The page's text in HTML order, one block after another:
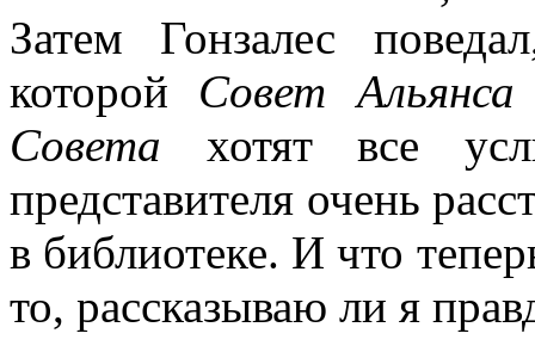
Затем Гонзалес
которой Совет Альянса
Совета хотят все
представителя очень
в библиотеке. И что
то, рассказываю ли я